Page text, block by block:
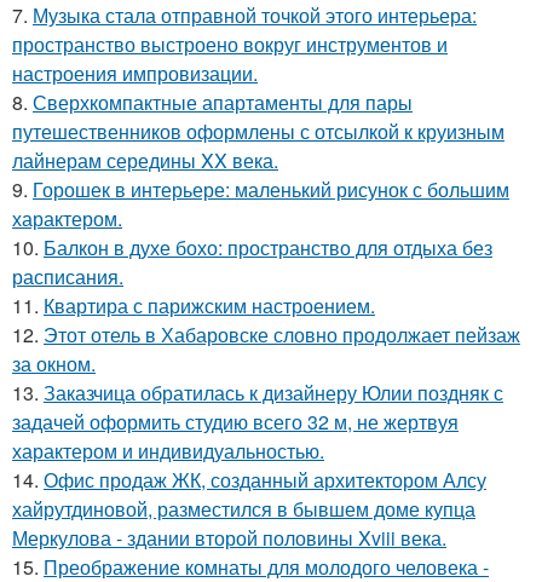
7. Музыка стала отправной точкой этого интерьера:
пространство выстроено вокруг инструментов и
настроения импровизации.
8. Сверхкомпактные апартаменты для пары
путешественников оформлены с отсылкой к круизным
лайнерам середины XX века.
9. Горошек в интерьере: маленький рисунок с большим
характером.
10. Балкон в духе бохо: пространство для отдыха без
расписания.
11. Квартира с парижским настроением.
12. Этот отель в Хабаровске словно продолжает пейзаж
за окном.
13. Заказчица обратилась к дизайнеру Юлии поздняк с
задачей оформить студию всего 32 м, не жертвуя
характером и индивидуальностью.
14. Офис продаж ЖК, созданный архитектором Алсу
хайрутдиновой, разместился в бывшем доме купца
Меркулова - здании второй половины Xviii века.
15. Преображение комнаты для молодого человека -